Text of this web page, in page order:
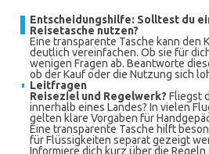
Entscheidungshilfe: Solltest du
Reisetasche nutzen?
Eine transparente Tasche kann den
deutlich vereinfachen. Ob sie für
wenigen Fragen ab. Beantworte
ob der Kauf oder die Nutzung sich
Leitfragen
Reiseziel und Regelwerk? Fliegst
innerhalb eines Landes? In vielen
gelten klare Vorgaben für
Eine transparente Tasche hilft
für Flüssigkeiten separat gezeigt
Informiere dich kurz über die